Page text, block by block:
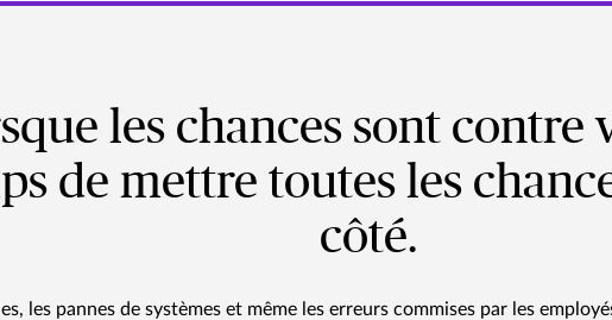
les chances sont contre
de mettre toutes les
côté.
les pannes de systèmes et même les erreurs commises par les